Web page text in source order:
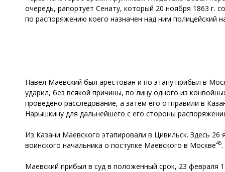
очередь, рапортует Сенату, который 20 ноября 1863 г.
по распоряжению коего назначен над ним полицейский
Павел Маевский был арестован и по этапу прибыл в
ударил, без всякой причины, по лицу одного из
проведено расследование, а затем его отправили в
Нарышкину для дальнейшего с его стороны
Из Казани Маевского этапировали в Цивильск. Здесь 26
воинского начальника о поступке Маевского в Москве45
Маевский прибыл в суд в положенный срок, 23 февраля